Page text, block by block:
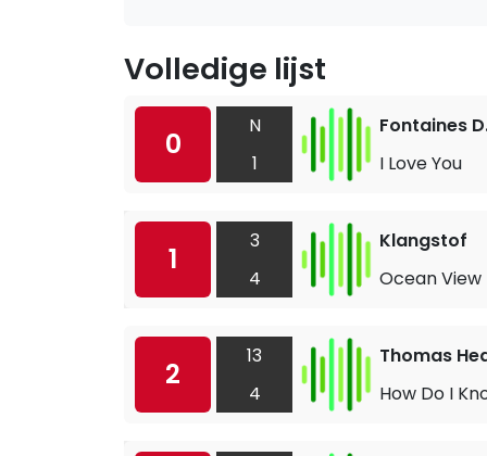
Volledige lijst
0
N
1
Fontaines
I Love You
1
3
4
Klangstof
Ocean View
2
13
4
Thomas
How Do I